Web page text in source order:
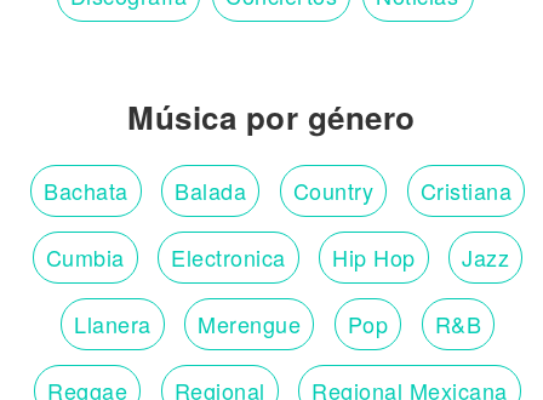
Música por género
Bachata Balada Country Cristiana
Cumbia Electronica Hip Hop Jazz
Llanera Merengue Pop R&B
Reggae Regional Regional Mexicana